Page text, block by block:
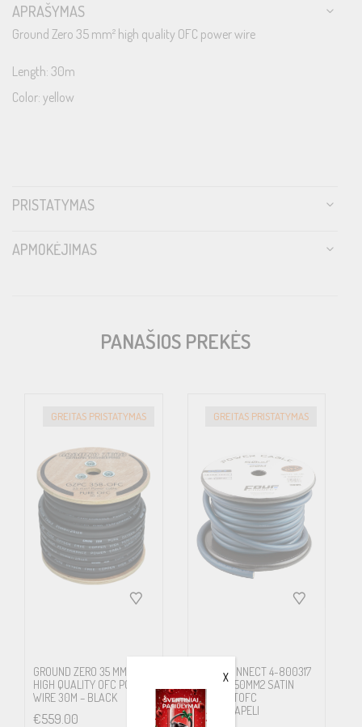
APRAŠYMAS
Ground Zero 35 mm² high quality OFC power wire
Length: 30m
Color: yellow
PRISTATYMAS
APMOKĖJIMAS
PANAŠIOS PREKĖS
GREITAS PRISTATYMAS
GROUND ZERO 35 MM²
HIGH QUALITY OFC POWER
WIRE 30M – BLACK
€559.00
GREITAS PRISTATYMAS
FOUR CONNECT 4-800317
STAGE3 50MM2 SATIN
BLUE S-TOFC
VIRTAKAAPELI
X